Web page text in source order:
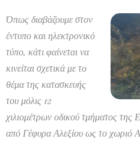
Όπως διαβάζουμε στον
έντυπο και ηλεκτρονικό
τύπο, κάτι φαίνεται να
κινείται σχετικά με το
θέμα της κατασκευής
του μόλις 12
χιλιομέτρων οδικού τμήματος
από Γέφυρα Αλεξίου ως το χωριό